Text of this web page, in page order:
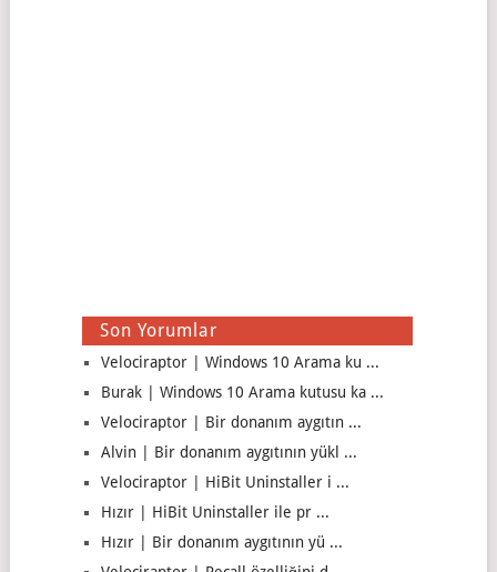
Son Yorumlar
Velociraptor | Windows 10 Arama ku ...
Burak | Windows 10 Arama kutusu ka ...
Velociraptor | Bir donanım aygıtın ...
Alvin | Bir donanım aygıtının yükl ...
Velociraptor | HiBit Uninstaller i ...
Hızır | HiBit Uninstaller ile pr ...
Hızır | Bir donanım aygıtının yü ...